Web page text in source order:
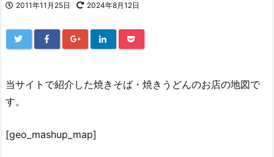
2011年11月25日 2024年8月12日
当サイトで紹介した焼きそば・焼きうどんのお店の地図で
す。
[geo_mashup_map]